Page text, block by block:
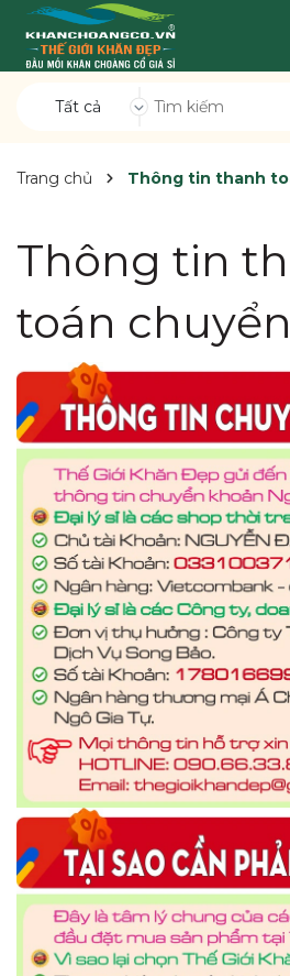
Tất cả
Trang chủ Thông tin thanh
Thông tin
toán